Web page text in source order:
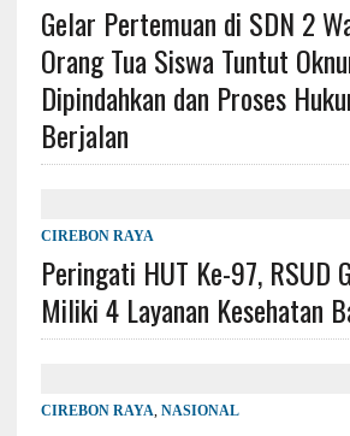
Gelar Pertemuan di SDN 2
Orang Tua Siswa Tuntut
Dipindahkan dan Proses
Berjalan
CIREBON RAYA
Peringati HUT Ke-97, RSUD
Miliki 4 Layanan Kesehatan
CIREBON RAYA, NASIONAL